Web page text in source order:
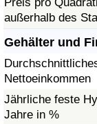
Preis pro
außerhalb des
Gehälter und
Nettoeinkommen
Jährliche feste
Jahre in %